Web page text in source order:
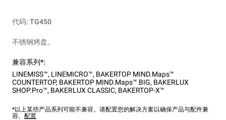
代码: TG450
不锈钢烤盘。
兼容系列*:
LINEMISS™, LINEMICRO™, BAKERTOP MIND.Maps™
COUNTERTOP, BAKERTOP MIND.Maps™ BIG, BAKERLUX
SHOP.Pro™, BAKERLUX CLASSIC, BAKERTOP-X™
*以上某些产品系列可能不兼容。请配置您的解决方案以确保产品与配件兼
容。 配置